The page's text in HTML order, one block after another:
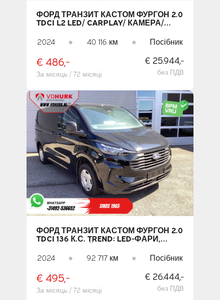
ФОРД ТРАНЗИТ КАСТОМ ФУРГОН 2.0
TDCI L2 LED/ CARPLAY/ КАМЕРА/
КОНТРОЛЬ/ DAB
2024 ● 40 116 км ● Посібник
€ 486,-
За місяць / 72 місяці
€ 25.944,-
без ПДВ
ФОРД ТРАНЗИТ КАСТОМ ФУРГОН 2.0
TDCI 136 К.С. TREND: LED-ФАРИ,
ПІДІГРІВ СИДІНЬ, CARPLAY,
НАВІГАЦІЯ, КАМЕРА, КЛІМАТ-
2024 ● 92 717 км ● Посібник
€ 495,-
За місяць / 72 місяці
€ 26.444,-
без ПДВ